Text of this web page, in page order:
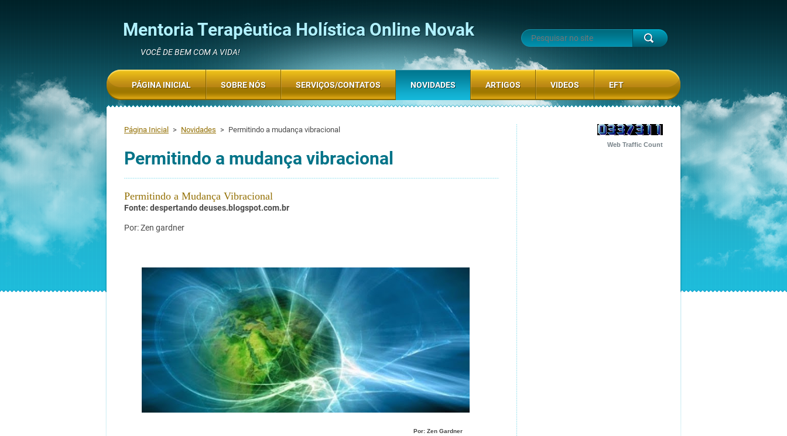
Mentoria Terapêutica Holística Online Novak
VOCÊ DE BEM COM A VIDA!
Página Inicial > Novidades > Permitindo a mudança vibracional
Permitindo a mudança vibracional
Permitindo a Mudança Vibracional
Fonte: despertando deuses.blogspot.com.br
Por: Zen gardner
Por: Zen Gardner
Web Traffic Count
PÁGINA INICIAL SOBRE NÓS SERVIÇOS/CONTATOS NOVIDADES ARTIGOS VIDEOS EFT